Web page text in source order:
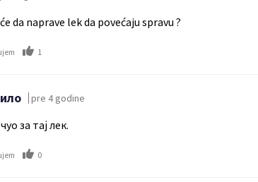
da naprave lek da povećaju spravu ?
1
pre 4 godine
за тај лек.
0